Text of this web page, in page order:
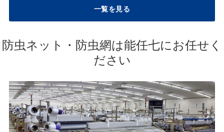
一覧を見る
防虫ネット・防虫網は能任七にお任せく
ださい